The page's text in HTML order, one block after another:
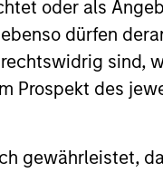
oder als
dürfen
sind,
Prospekt des
gewährleistet,
Management
Lehigh
to Phi Beta
des Affaires